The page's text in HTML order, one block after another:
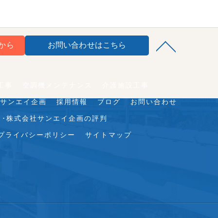
ら お問い合わせはこちら
ンエイ企画
採用情報 ブログ
お問い合わせ
株式会社サンエイ企画の評判
ライバシーポリシー
サイトマップ